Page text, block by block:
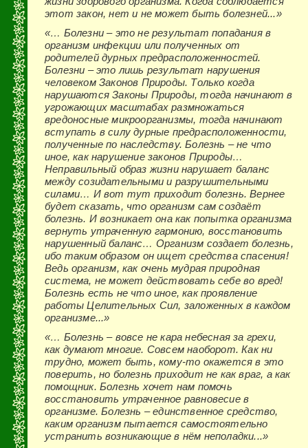
этот закон, нет и не может быть болезней...»
«… Болезни – это не результат попадания в
организм инфекции или полученных от
родителей дурных предрасположенностей.
Болезни – это лишь результат нарушения
человеком Законов Природы. Только когда
нарушаются Законы Природы, тогда начинают в
угрожающих масштабах размножаться
вредоносные микроорганизмы, тогда начинают
вступать в силу дурные предрасположенности,
полученные по наследству. Болезнь – не что
иное, как нарушение законов Природы…
Неправильный образ жизни нарушает баланс
между созидательными и разрушительными
силами… И вот тут приходит болезнь. Вернее
будет сказать, что организм сам создаёт
болезнь. И возникает она как попытка организма
вернуть утраченную гармонию, восстановить
нарушенный баланс… Организм создает болезнь,
ибо таким образом он ищет средства спасения!
Ведь организм, как очень мудрая природная
система, не может действовать себе во вред!
Болезнь есть не что иное, как проявление
работы Целительных Сил, заложенных в каждом
организме...»
«… Болезнь – вовсе не кара небесная за грехи,
как думают многие. Совсем наоборот. Как ни
трудно, может быть, кому-то окажется в это
поверить, но болезнь приходит не как враг, а как
помощник. Болезнь хочет нам помочь
восстановить утраченное равновесие в
организме. Болезнь – единственное средство,
каким организм пытается самостоятельно
устранить возникающие в нём неполадки...»